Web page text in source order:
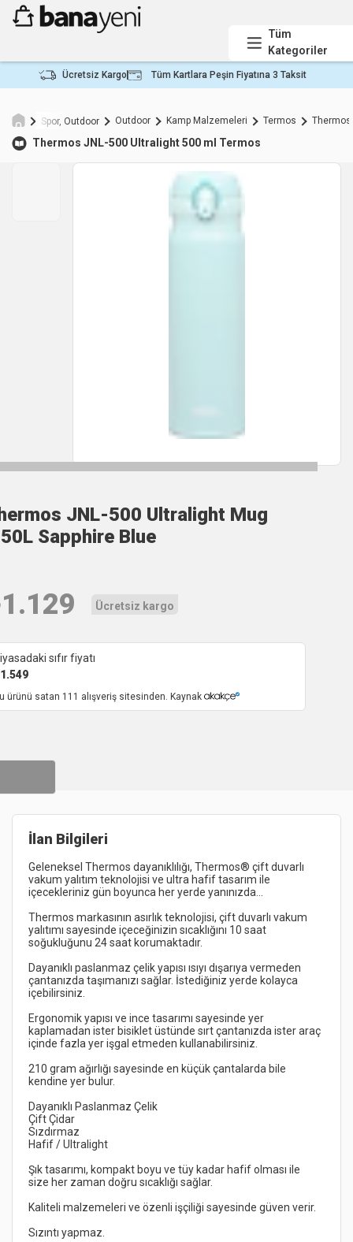
Tüm
Kategoriler
Ücretsiz Kargo Tüm Kartlara Peşin Fiyatına 3 Taksit
Spor, Outdoor Outdoor Kamp Malzemeleri Termos
Thermos JNL-500 Ultralight 500 ml Termos
JNL-500 Ultralight Mug
Sapphire Blue
1.129 Ücretsiz kargo
sıfır fiyatı
1.549
ürünü satan 111 alışveriş sitesinden. Kaynak
İlan Bilgileri
Geleneksel Thermos dayanıklılığı, Thermos® çift duvarlı
vakum yalıtım teknolojisi ve ultra hafif tasarım ile
Thermos markasının asırlık teknolojisi, çift duvarlı vakum
yalıtımı sayesinde içeceğinizin sıcaklığını 10 saat
Dayanıklı paslanmaz çelik yapısı ısıyı dışarıya vermeden
çantanızda taşımanızı sağlar. İstediğiniz yerde kolayca
Ergonomik yapısı ve ince tasarımı sayesinde yer
kaplamadan ister bisiklet üstünde sırt çantanızda ister araç
210 gram ağırlığı sayesinde en küçük çantalarda bile
Şık tasarımı, kompakt boyu ve tüy kadar hafif olması ile